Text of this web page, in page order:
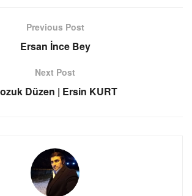
Previous Post
Ersan İnce Bey
Next Post
Düzen | Ersin KURT